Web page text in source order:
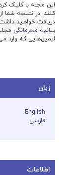
این مجله با کلیک
کنند. در نتیجه شما
دریافت خواهید
بیانیه محرمانگی
ایمیل‌هایی که وارد
زبان
English
فارسی
اطلاعات